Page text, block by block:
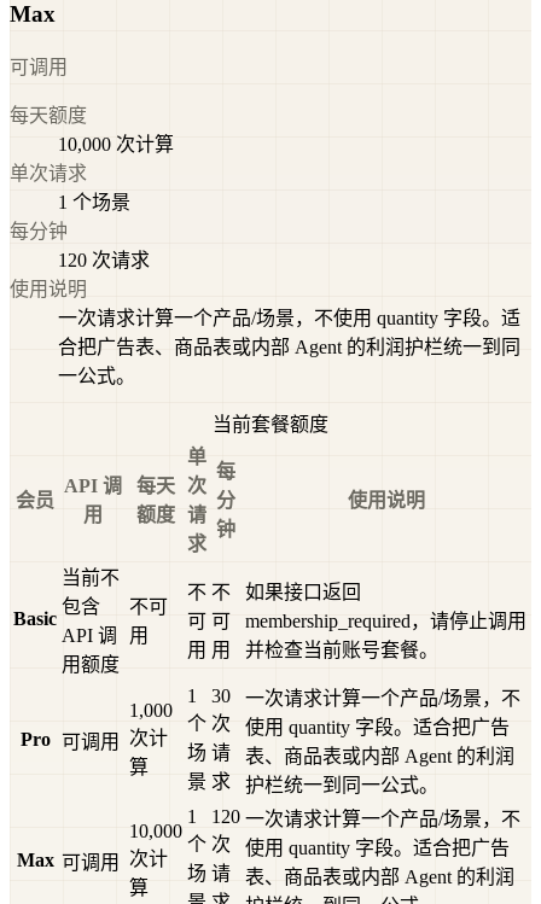
Max
可调用
每天额度
10,000 次计算
单次请求
1 个场景
每分钟
120 次请求
使用说明
一次请求计算一个产品/场景，不使用 quantity 字段。适
合把广告表、商品表或内部 Agent 的利润护栏统一到同
一公式。
当前套餐额度
会员
API 调
用
每天
额度
单
次
请
求
每
分
钟
使用说明
Basic
当前不
包含
API 调
用额度
不可
用
不
可
用
不
可
用
如果接口返回
membership_required，请停止调用
并检查当前账号套餐。
Pro 可调用
1,000
次计
算
1
个
场
景
30
次
请
求
一次请求计算一个产品/场景，不
使用 quantity 字段。适合把广告
表、商品表或内部 Agent 的利润
护栏统一到同一公式。
Max 可调用
10,000
次计
算
1
个
场
120
次
请
一次请求计算一个产品/场景，不
使用 quantity 字段。适合把广告
表、商品表或内部 Agent 的利润